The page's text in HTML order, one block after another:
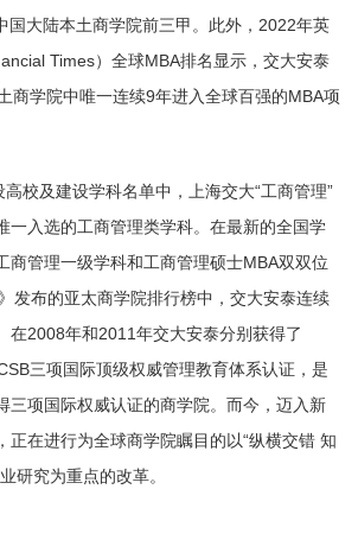
国大陆本土商学院前三甲。此外，2022年英
Times）全球MBA排名显示，交大安泰
商学院中唯一连续9年进入全球百强的MBA项
高校及建设学科名单中，上海交大“工商管理”
一入选的工商管理类学科。在最新的全国学
商管理一级学科和工商管理硕士MBA双双位
发布的亚太商学院排行榜中，交大安泰连续
在2008年和2011年交大安泰分别获得了
三项国际顶级权威管理教育体系认证，是
三项国际权威认证的商学院。而今，迈入新
正在进行为全球商学院瞩目的以“纵横交错 知
研究为重点的改革。